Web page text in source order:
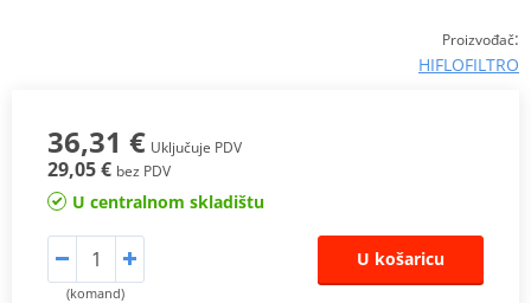
Proizvođač:
HIFLOFILTRO
36,31 € Uključuje PDV
29,05 € bez PDV
U centralnom skladištu
(komand)
U košaricu